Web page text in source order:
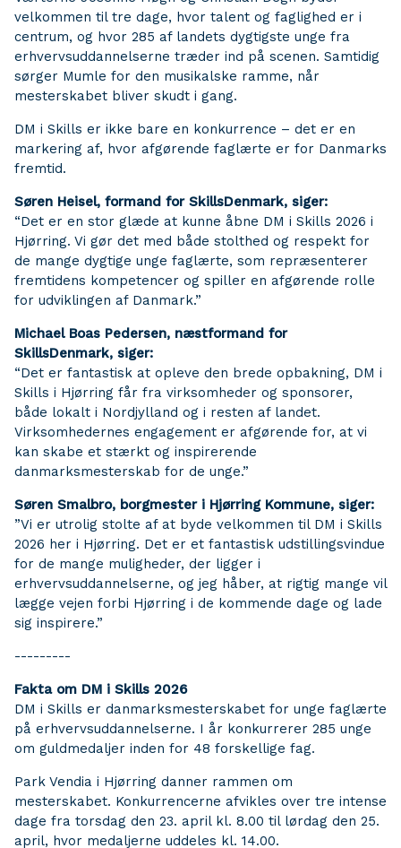
velkommen til tre dage, hvor talent og faglighed er i
centrum, og hvor 285 af landets dygtigste unge fra
erhvervsuddannelserne træder ind på scenen. Samtidig
sørger Mumle for den musikalske ramme, når
mesterskabet bliver skudt i gang.
DM i Skills er ikke bare en konkurrence – det er en
markering af, hvor afgørende faglærte er for Danmarks
fremtid.
Søren Heisel, formand for SkillsDenmark, siger:
“Det er en stor glæde at kunne åbne DM i Skills 2026 i
Hjørring. Vi gør det med både stolthed og respekt for
de mange dygtige unge faglærte, som repræsenterer
fremtidens kompetencer og spiller en afgørende rolle
for udviklingen af Danmark.”
Michael Boas Pedersen, næstformand for
SkillsDenmark, siger:
“Det er fantastisk at opleve den brede opbakning, DM i
Skills i Hjørring får fra virksomheder og sponsorer,
både lokalt i Nordjylland og i resten af landet.
Virksomhedernes engagement er afgørende for, at vi
kan skabe et stærkt og inspirerende
danmarksmesterskab for de unge.”
Søren Smalbro, borgmester i Hjørring Kommune, siger:
”Vi er utrolig stolte af at byde velkommen til DM i Skills
2026 her i Hjørring. Det er et fantastisk udstillingsvindue
for de mange muligheder, der ligger i
erhvervsuddannelserne, og jeg håber, at rigtig mange vil
lægge vejen forbi Hjørring i de kommende dage og lade
sig inspirere.”
---------
Fakta om DM i Skills 2026
DM i Skills er danmarksmesterskabet for unge faglærte
på erhvervsuddannelserne. I år konkurrerer 285 unge
om guldmedaljer inden for 48 forskellige fag.
Park Vendia i Hjørring danner rammen om
mesterskabet. Konkurrencerne afvikles over tre intense
dage fra torsdag den 23. april kl. 8.00 til lørdag den 25.
april, hvor medaljerne uddeles kl. 14.00.